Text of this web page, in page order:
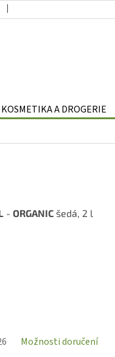
KOSMETIKA A DROGERIE
Možnosti doručení
- ORGANIC šedá, 2 l